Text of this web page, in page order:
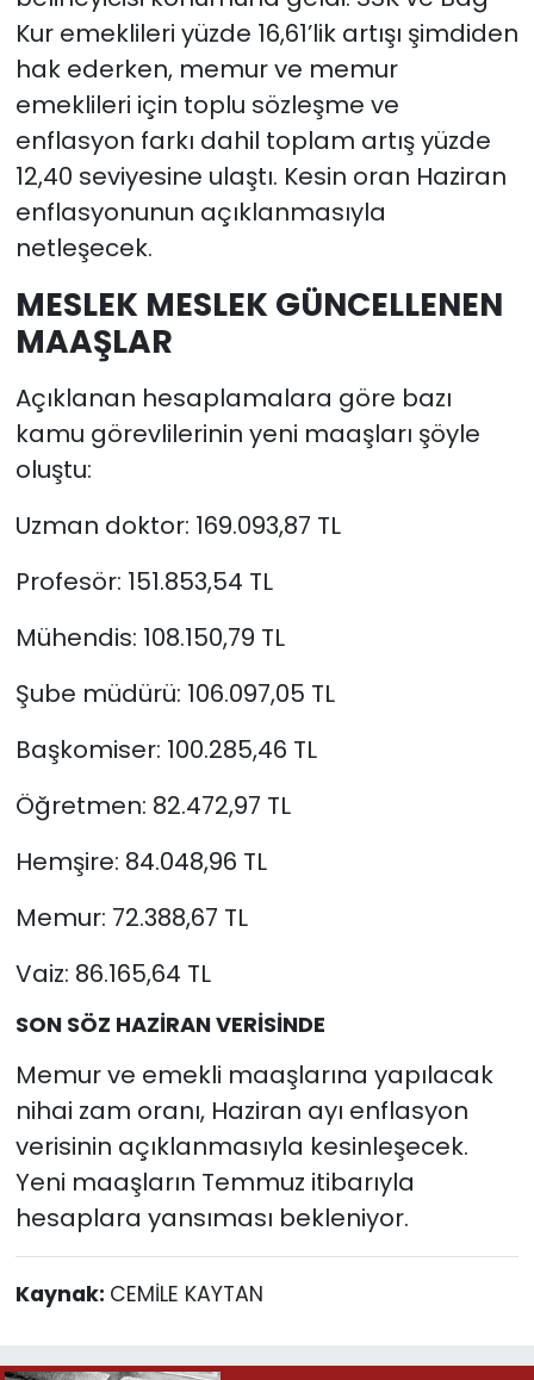
Kur emeklileri yüzde 16,61’lik artışı şimdiden
hak ederken, memur ve memur
emeklileri için toplu sözleşme ve
enflasyon farkı dahil toplam artış yüzde
12,40 seviyesine ulaştı. Kesin oran Haziran
enflasyonunun açıklanmasıyla
netleşecek.
MESLEK MESLEK GÜNCELLENEN
MAAŞLAR
Açıklanan hesaplamalara göre bazı
kamu görevlilerinin yeni maaşları şöyle
oluştu:
Uzman doktor: 169.093,87 TL
Profesör: 151.853,54 TL
Mühendis: 108.150,79 TL
Şube müdürü: 106.097,05 TL
Başkomiser: 100.285,46 TL
Öğretmen: 82.472,97 TL
Hemşire: 84.048,96 TL
Memur: 72.388,67 TL
Vaiz: 86.165,64 TL
SON SÖZ HAZİRAN VERİSİNDE
Memur ve emekli maaşlarına yapılacak
nihai zam oranı, Haziran ayı enflasyon
verisinin açıklanmasıyla kesinleşecek.
Yeni maaşların Temmuz itibarıyla
hesaplara yansıması bekleniyor.
Kaynak: CEMİLE KAYTAN